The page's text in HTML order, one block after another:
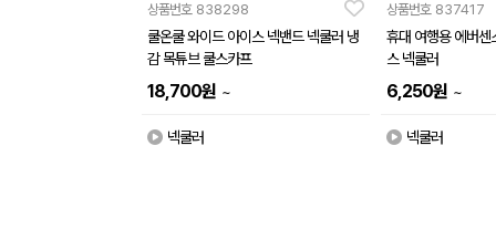
상품번호 838298
쿨온쿨 와이드 아이스 넥밴드 넥쿨러 냉
감 목튜브 쿨스카프
18,700원 ~
넥쿨러
상품번호 837417
휴대 여행용 에버센
스 넥쿨러
6,250원 ~
넥쿨러